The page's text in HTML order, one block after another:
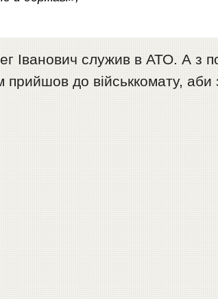
Іванович служив в АТО. А з
прийшов до військкомату,